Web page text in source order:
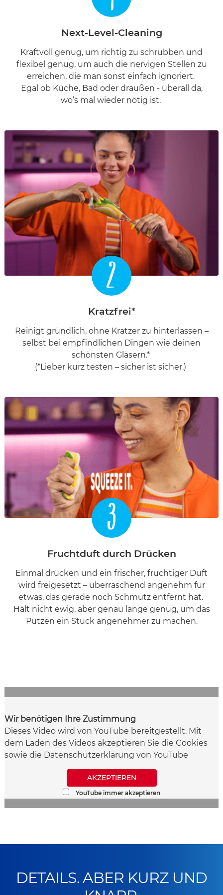
Next-Level-Cleaning
Kraftvoll genug, um richtig zu schrubben und
flexibel genug, um auch die nervigen Stellen zu
erreichen, die man sonst einfach ignoriert.
Egal ob Küche, Bad oder draußen - überall da,
wo’s mal wieder nötig ist.
2
Kratzfrei*
Reinigt gründlich, ohne Kratzer zu hinterlassen –
selbst bei empfindlichen Dingen wie deinen
schönsten Gläsern.*
(*Lieber kurz testen – sicher ist sicher.)
3
Fruchtduft durch Drücken
Einmal drücken und ein frischer, fruchtiger Duft
wird freigesetzt – überraschend angenehm für
etwas, das gerade noch Schmutz entfernt hat.
Hält nicht ewig, aber genau lange genug, um das
Putzen ein Stück angenehmer zu machen.
Wir benötigen Ihre Zustimmung
Dieses Video wird von YouTube bereitgestellt. Mit
dem Laden des Videos akzeptieren Sie die Cookies
sowie die Datenschutzerklärung von YouTube
AKZEPTIEREN
YouTube immer akzeptieren
DETAILS. ABER KURZ UND